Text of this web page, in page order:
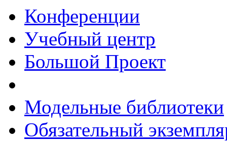
Конференции
Учебный центр
Большой Проект
Модельные библиотеки
Обязательный